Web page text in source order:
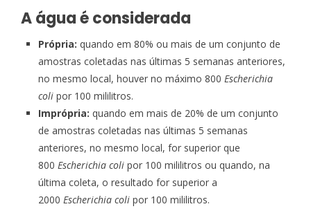
A água é considerada
Própria: quando em 80% ou mais de um conjunto de
amostras coletadas nas últimas 5 semanas anteriores,
no mesmo local, houver no máximo 800 Escherichia
coli por 100 mililitros.
Imprópria: quando em mais de 20% de um conjunto
de amostras coletadas nas últimas 5 semanas
anteriores, no mesmo local, for superior que
800 Escherichia coli por 100 mililitros ou quando, na
última coleta, o resultado for superior a
2000 Escherichia coli por 100 mililitros.